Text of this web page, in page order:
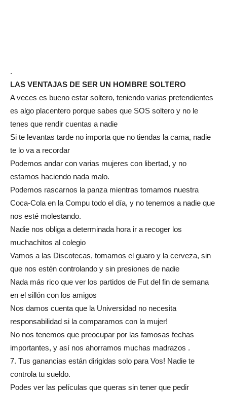
.
LAS VENTAJAS DE SER UN HOMBRE SOLTERO
A veces es bueno estar soltero, teniendo varias pretendientes
es algo placentero porque sabes que SOS soltero y no le
tenes que rendir cuentas a nadie
Si te levantas tarde no importa que no tiendas la cama, nadie
te lo va a recordar
Podemos andar con varias mujeres con libertad, y no
estamos haciendo nada malo.
Podemos rascarnos la panza mientras tomamos nuestra
Coca-Cola en la Compu todo el día, y no tenemos a nadie que
nos esté molestando.
Nadie nos obliga a determinada hora ir a recoger los
muchachitos al colegio
Vamos a las Discotecas, tomamos el guaro y la cerveza, sin
que nos estén controlando y sin presiones de nadie
Nada más rico que ver los partidos de Fut del fin de semana
en el sillón con los amigos
Nos damos cuenta que la Universidad no necesita
responsabilidad si la comparamos con la mujer!
No nos tenemos que preocupar por las famosas fechas
importantes, y así nos ahorramos muchas madrazos .
7. Tus ganancias están dirigidas solo para Vos! Nadie te
controla tu sueldo.
Podes ver las películas que queras sin tener que pedir